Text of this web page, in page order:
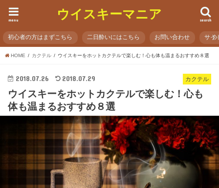
ウイスキーマニア search
menu
初心者の方はまずこちら 二日酔いにはこちら お問い合わせ サイ
HOME カクテル ウイスキーをホットカクテルで楽しむ！心も体も温まるおすすめ８選
カクテル
2018.07.26 2018.07.29
ウイスキーをホットカクテルで楽しむ！心も
体も温まるおすすめ８選